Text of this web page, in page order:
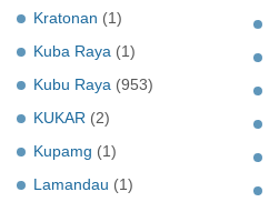
Kratonan (1)
Kuba Raya (1)
Kubu Raya (953)
KUKAR (2)
Kupamg (1)
Lamandau (1)